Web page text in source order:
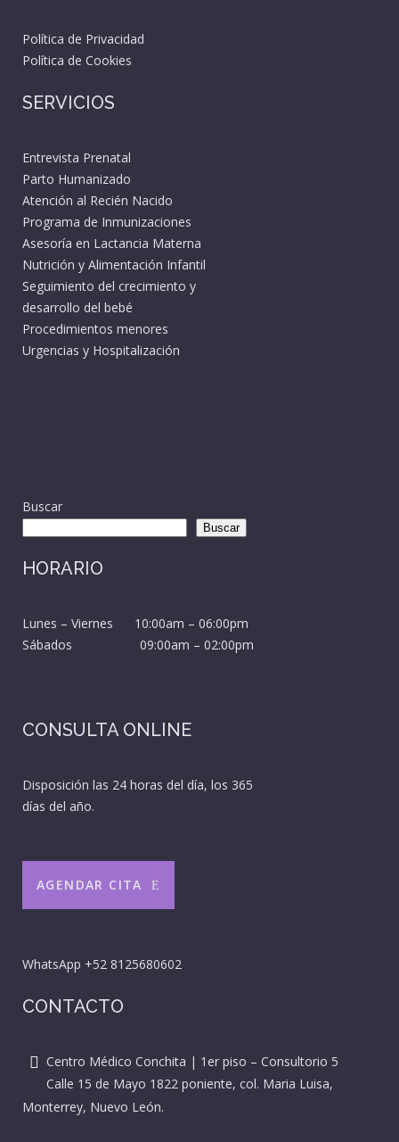
Política de Privacidad
Política de Cookies
SERVICIOS
Entrevista Prenatal
Parto Humanizado
Atención al Recién Nacido
Programa de Inmunizaciones
Asesoría en Lactancia Materna
Nutrición y Alimentación Infantil
Seguimiento del crecimiento y
desarrollo del bebé
Procedimientos menores
Urgencias y Hospitalización
Buscar
Buscar
HORARIO
Lunes – Viernes 10:00am – 06:00pm
Sábados 09:00am – 02:00pm
CONSULTA ONLINE
Disposición las 24 horas del día, los 365
días del año.
AGENDAR CITA
WhatsApp +52 8125680602
CONTACTO
Centro Médico Conchita | 1er piso – Consultorio 5
Calle 15 de Mayo 1822 poniente, col. Maria Luisa,
Monterrey, Nuevo León.